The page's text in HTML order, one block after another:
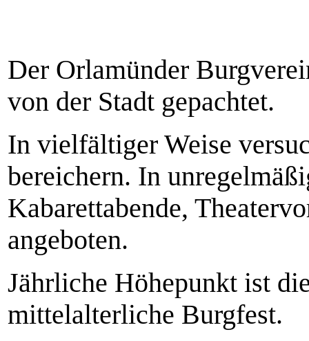
Der Orlamünder
von der Stadt gepachtet.
In vielfältiger Weise
bereichern. In
Kabarettabende,
angeboten.
Jährliche Höhepunkt ist
mittelalterliche Burgfest.